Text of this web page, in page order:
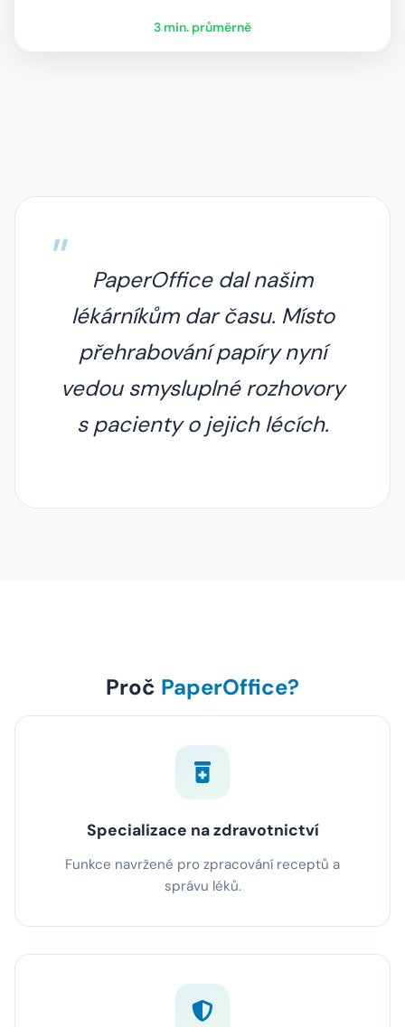
3 min. průměrně
PaperOffice dal našim
lékárníkům dar času. Místo
přehrabování papíry nyní
vedou smysluplné rozhovory
s pacienty o jejich lécích.
Proč PaperOffice?
Specializace na zdravotnictví
Funkce navržené pro zpracování receptů a
správu léků.